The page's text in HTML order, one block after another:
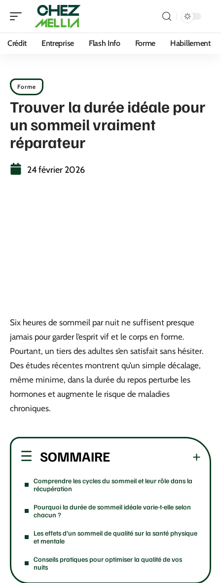
Crédit Entreprise Flash Info Forme Habillement
Forme
Trouver la durée idéale pour
un sommeil vraiment
réparateur
24 février 2026
Six heures de sommeil par nuit ne suffisent presque
jamais pour garder l’esprit vif et le corps en forme.
Pourtant, un tiers des adultes s’en satisfait sans hésiter.
Des études récentes montrent qu’un simple décalage,
même minime, dans la durée du repos perturbe les
hormones et augmente le risque de maladies
chroniques.
SOMMAIRE
Comprendre les cycles du sommeil et leur rôle dans la
récupération
Pourquoi la durée de sommeil idéale varie-t-elle selon
chacun ?
Les effets d’un sommeil de qualité sur la santé physique
et mentale
Conseils pratiques pour optimiser la qualité de vos
nuits